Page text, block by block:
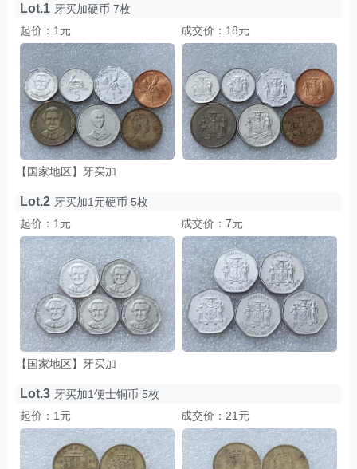
Lot.1 牙买加硬币 7枚
起价：1元
成交价：18元
【国家地区】牙买加
Lot.2 牙买加1元硬币 5枚
起价：1元
成交价：7元
【国家地区】牙买加
Lot.3 牙买加1便士铜币 5枚
起价：1元
成交价：21元